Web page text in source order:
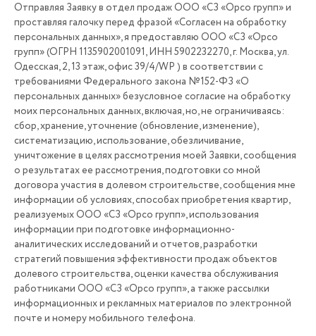
Отправляя Заявку в отдел продаж ООО «СЗ «Орсо групп» и
проставляя галочку перед фразой «Согласен на обработку
персональных данных», я предоставляю ООО «СЗ «Орсо
групп» (ОГРН 1135902001091, ИНН 5902232270, г. Москва, ул.
Одесская, 2, 13 этаж, офис 39/4/WP ) в соответствии с
требованиями Федерального закона №152-ФЗ «О
персональных данных» безусловное согласие на обработку
моих персональных данных, включая, но, не ограничиваясь:
сбор, хранение, уточнение (обновление, изменение),
систематизацию, использование, обезличивание,
уничтожение в целях рассмотрения моей Заявки, сообщения
о результатах ее рассмотрения, подготовки со мной
договора участия в долевом строительстве, сообщения мне
информации об условиях, способах приобретения квартир,
реализуемых ООО «СЗ «Орсо групп», использования
информации при подготовке информационно-
аналитических исследований и отчетов, разработки
стратегий повышения эффективности продаж объектов
долевого строительства, оценки качества обслуживания
работниками ООО «СЗ «Орсо групп», а также рассылки
информационных и рекламных материалов по электронной
почте и номеру мобильного телефона.